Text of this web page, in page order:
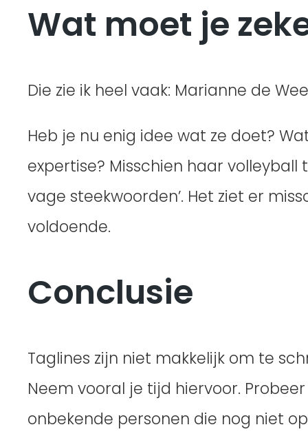
Wat moet je
Die zie ik heel vaak: Marianne de
Heb je nu enig idee wat ze doet?
expertise? Misschien haar volleyball
vage steekwoorden’. Het ziet er
voldoende.
Conclusie
Taglines zijn niet makkelijk om te
Neem vooral je tijd hiervoor.
onbekende personen die nog niet